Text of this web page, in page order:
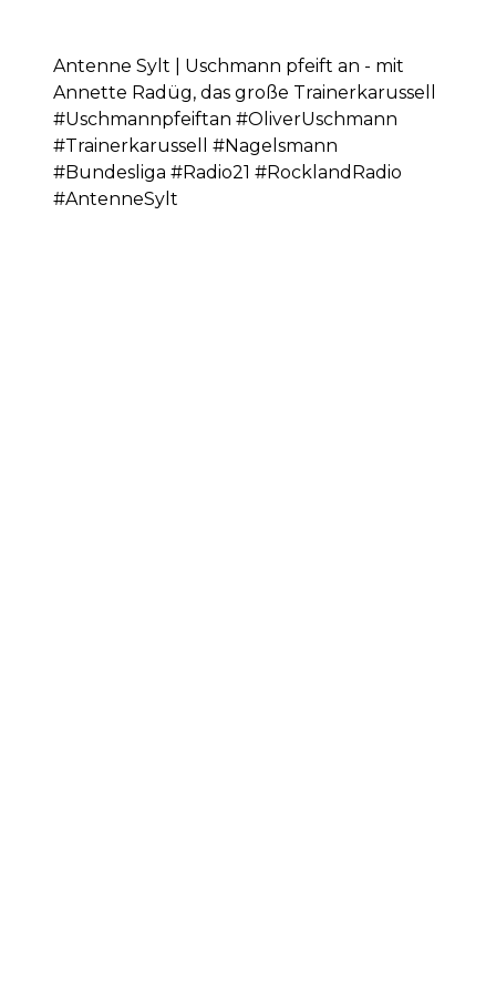
Antenne Sylt | Uschmann pfeift an - mit
Annette Radüg, das große Trainerkarussell
#Uschmannpfeiftan #OliverUschmann
#Trainerkarussell #Nagelsmann
#Bundesliga #Radio21 #RocklandRadio
#AntenneSylt